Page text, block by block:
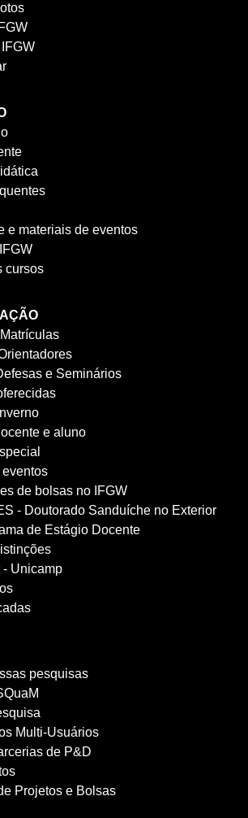
e materiais de eventos
cursos
e Seminários
e aluno
eventos
de bolsas no IFGW
- Doutorado Sanduíche no Exterior
de Estágio Docente
- Unicamp
pesquisas
Multi-Usuários
de P&D
Projetos e Bolsas